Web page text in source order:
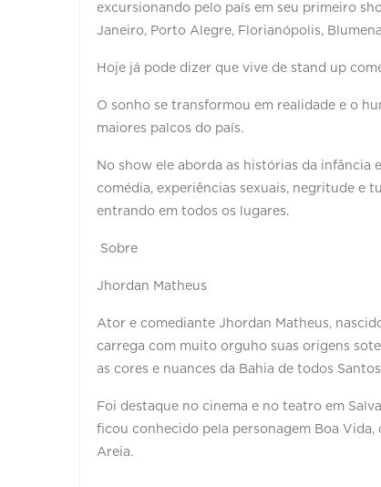
excursionando pelo país em seu primeiro
Janeiro, Porto Alegre, Florianópolis,
Hoje já pode dizer que vive de stand up
O sonho se transformou em realidade e o
maiores palcos do país.
No show ele aborda as histórias da infância
comédia, experiências sexuais, negritude e
entrando em todos os lugares.
Sobre
Jhordan Matheus
Ator e comediante Jhordan Matheus,
carrega com muito orguho suas origens
as cores e nuances da Bahia de todos
Foi destaque no cinema e no teatro em
ficou conhecido pela personagem Boa
Areia.